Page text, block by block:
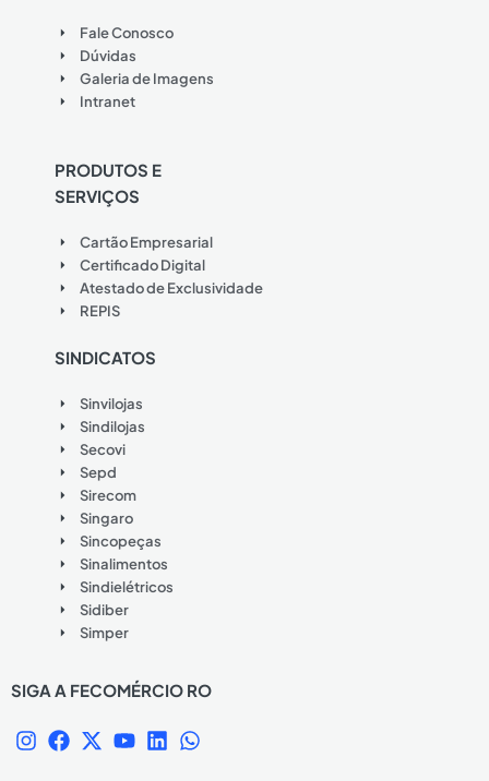
Fale Conosco
Dúvidas
Galeria de Imagens
Intranet
PRODUTOS E
SERVIÇOS
Cartão Empresarial
Certificado Digital
Atestado de Exclusividade
REPIS
SINDICATOS
Sinvilojas
Sindilojas
Secovi
Sepd
Sirecom
Singaro
Sincopeças
Sinalimentos
Sindielétricos
Sidiber
Simper
SIGA A FECOMÉRCIO RO
I
n
F
a
X
-
Y
o
L
i
W
h